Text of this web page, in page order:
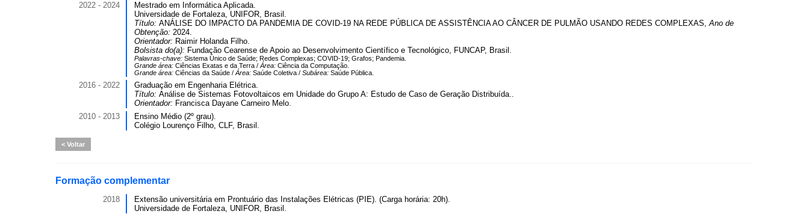
2022 - 2024
Mestrado em Informática Aplicada.
Universidade de Fortaleza, UNIFOR, Brasil.
Título: ANÁLISE DO IMPACTO DA PANDEMIA DE COVID-19 NA REDE PÚBLICA DE ASSISTÊNCIA AO CÂNCER DE PULMÃO USANDO REDES COMPLEXAS,Ano de
Obtenção: 2024.
Orientador: Raimir Holanda Filho.
Bolsista do(a): Fundação Cearense de Apoio ao Desenvolvimento Científico e Tecnológico, FUNCAP, Brasil.
Palavras-chave: Sistema Único de Saúde; Redes Complexas; COVID-19; Grafos; Pandemia.
Grande área: Ciências Exatas e da Terra / Área: Ciência da Computação.
Grande área: Ciências da Saúde / Área: Saúde Coletiva / Subárea: Saúde Pública.
2016 - 2022
Graduação em Engenharia Elétrica.
Título: Análise de Sistemas Fotovoltaicos em Unidade do Grupo A: Estudo de Caso de Geração Distribuída..
Orientador: Francisca Dayane Carneiro Melo.
2010 - 2013
Ensino Médio (2º grau).
Colégio Lourenço Filho, CLF, Brasil.
Voltar
Formação complementar
2018
Extensão universitária em Prontuário das Instalações Elétricas (PIE). (Carga horária: 20h).
Universidade de Fortaleza, UNIFOR, Brasil.